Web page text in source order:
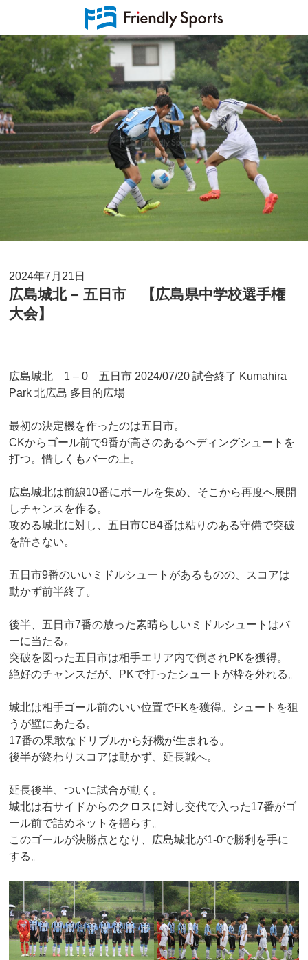
2024年7月21日
広島城北 – 五日市 【広島県中学校選手権
大会】
広島城北 1 – 0 五日市 2024/07/20 試合終了 Kumahira
Park 北広島 多目的広場
最初の決定機を作ったのは五日市。
CKからゴール前で9番が高さのあるヘディングシュートを
打つ。惜しくもバーの上。
広島城北は前線10番にボールを集め、そこから再度へ展開
しチャンスを作る。
攻める城北に対し、五日市CB4番は粘りのある守備で突破
を許さない。
五日市9番のいいミドルシュートがあるものの、スコアは
動かず前半終了。
後半、五日市7番の放った素晴らしいミドルシュートはバ
ーに当たる。
突破を図った五日市は相手エリア内で倒されPKを獲得。
絶好のチャンスだが、PKで打ったシュートが枠を外れる。
城北は相手ゴール前のいい位置でFKを獲得。シュートを狙
うが壁にあたる。
17番の果敢なドリブルから好機が生まれる。
後半が終わりスコアは動かず、延長戦へ。
延長後半、ついに試合が動く。
城北は右サイドからのクロスに対し交代で入った17番がゴ
ール前で詰めネットを揺らす。
このゴールが決勝点となり、広島城北が1-0で勝利を手に
する。